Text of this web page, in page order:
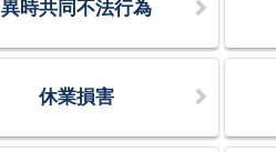
異時共同不法行為
休業損害